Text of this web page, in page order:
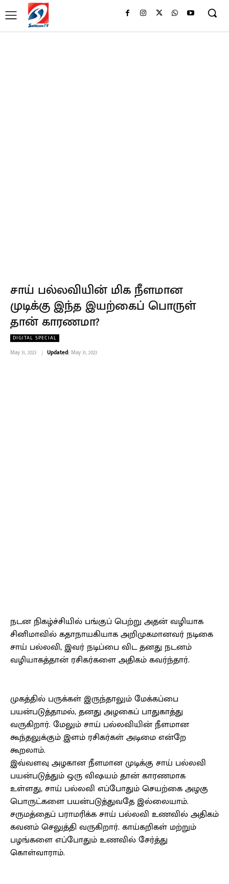
சாய் பல்லவியின் மிக நீளமான
முடிக்கு இந்த இயற்கைப் பொருள்
தான் காரணமா?
DIGITAL SPECIAL
May 31, 2023 Updated: May 31, 2023
நடன நிகழ்ச்சியில் பங்குப் பெற்று அதன் வழியாக
சினிமாவில் கதாநாயகியாக அறிமுகமானவர் நடிகை
சாய் பல்லவி, இவர் நடிப்பை விட தனது நடனம்
வழியாகத்தான் ரசிகர்களை அதிகம் கவர்ந்தார்.
முகத்தில் பருக்கள் இருந்தாலும் மேக்கப்பை
பயன்படுத்தாமல், தனது அழகைப் பாதுகாத்து
வருகிறார். மேலும் சாய் பல்லவியின் நீளமான
கூந்தலுக்கும் இளம் ரசிகர்கள் அடிமை என்றே
கூறலாம்.
இவ்வளவு அழகான நீளமான முடிக்கு சாய் பல்லவி
பயன்படுத்தும் ஒரு விஷயம் தான் காரணமாக
உள்ளது, சாய் பல்லவி எப்போதும் செயற்கை அழகு
பொருட்களை பயன்படுத்துவதே இல்லையாம்.
சருமத்தைப் பராமரிக்க சாய் பல்லவி உணவில் அதிகம்
கவனம் செலுத்தி வருகிறார். காய்கறிகள் மற்றும்
பழங்களை எப்போதும் உணவில் சேர்த்து
கொள்வாராம்.